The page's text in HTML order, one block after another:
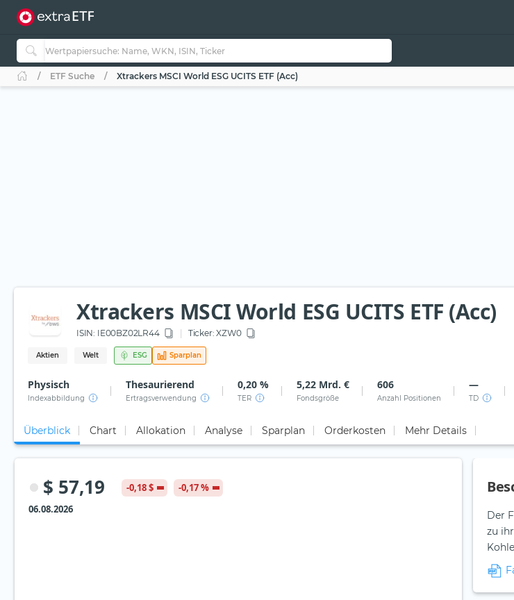
ETF Suche Xtrackers MSCI World ESG UCITS ETF (Acc)
Xtrackers MSCI World ESG UCITS ETF (Acc)
ISIN: IE00BZ02LR44 Ticker: XZW0
Aktien Welt ESG Sparplan
Physisch
Indexabbildung
Thesaurierend
Ertragsverwendung
0,20 %
TER
5,22 Mrd. €
Fondsgröße
606
Anzahl Positionen
—
TD
Überblick Chart Allokation Analyse Sparplan Orderkosten Mehr Details
$ 57,19 -0,18 $
-0,17 %
06.08.2026
Der
zu